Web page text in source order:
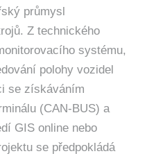
průmysl
Z technického
systému,
polohy vozidel
se získáváním
(CAN-BUS) a
GIS online nebo
se předpokládá